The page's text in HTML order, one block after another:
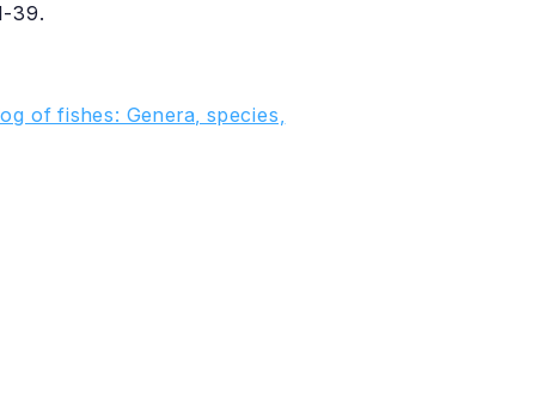
39.
of fishes: Genera, species,